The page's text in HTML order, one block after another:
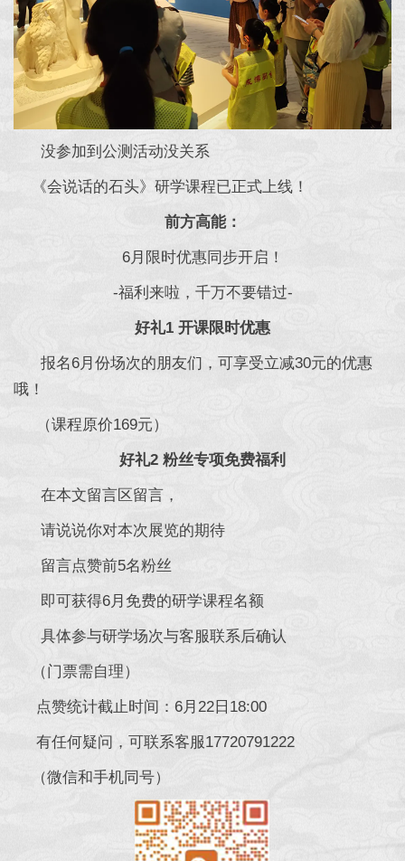
没参加到公测活动没关系
《会说话的石头》研学课程已正式上线！
前方高能：
6月限时优惠同步开启！
-福利来啦，千万不要错过-
好礼1 开课限时优惠
报名6月份场次的朋友们，可享受立减30元的优惠
哦！
（课程原价169元）
好礼2 粉丝专项免费福利
在本文留言区留言，
请说说你对本次展览的期待
留言点赞前5名粉丝
即可获得6月免费的研学课程名额
具体参与研学场次与客服联系后确认
（门票需自理）
点赞统计截止时间：6月22日18:00
有任何疑问，可联系客服17720791222
（微信和手机同号）